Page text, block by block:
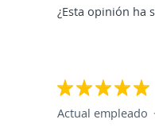
¿Esta opinión ha
Actual empleado